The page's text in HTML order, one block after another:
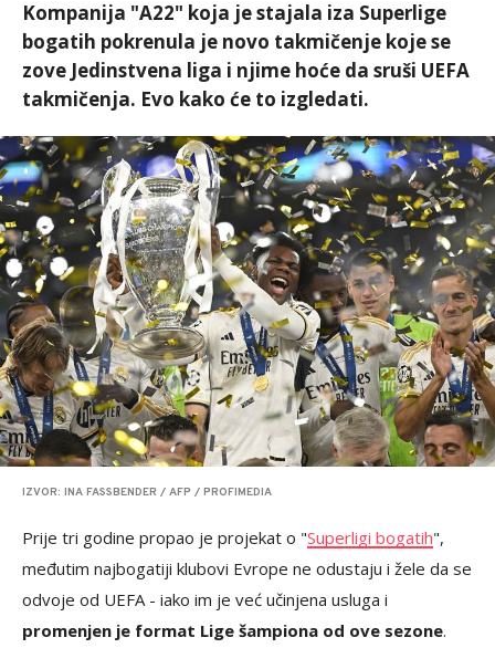
Kompanija "A22" koja je stajala iza Superlige
bogatih pokrenula je novo takmičenje koje se
zove Jedinstvena liga i njime hoće da sruši UEFA
takmičenja. Evo kako će to izgledati.
IZVOR: INA FASSBENDER / AFP / PROFIMEDIA
Prije tri godine propao je projekat o "Superligi bogatih",
međutim najbogatiji klubovi Evrope ne odustaju i žele da se
odvoje od UEFA - iako im je već učinjena usluga i
promenjen je format Lige šampiona od ove sezone.